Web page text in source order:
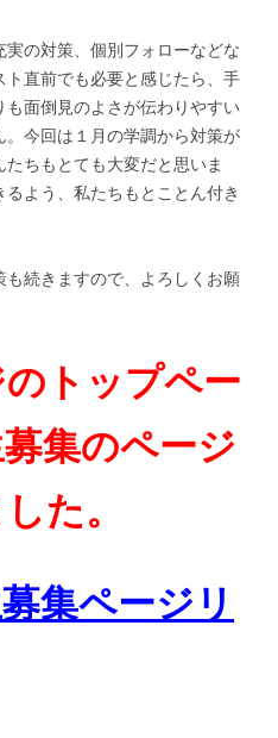
の対策、個別フォローなどな
直前でも必要と感じたら、手
面倒見のよさが伝わりやすい
今回は１月の学調から対策が
ちもとても大変だと思いま
よう、私たちもとことん付き
続きますので、よろしくお願
トップペー
集のページ
た。
集ページリ